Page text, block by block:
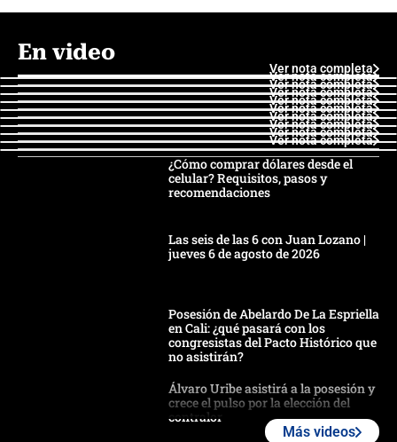
En video
Ver nota completa
Ver nota completa
Ver nota completa
Ver nota completa
Ver nota completa
Ver nota completa
Ver nota completa
Ver nota completa
Ver nota completa
Ver nota completa
¿Cómo comprar dólares desde el
celular? Requisitos, pasos y
recomendaciones
Las seis de las 6 con Juan Lozano |
jueves 6 de agosto de 2026
Posesión de Abelardo De La Espriella
en Cali: ¿qué pasará con los
congresistas del Pacto Histórico que
no asistirán?
Álvaro Uribe asistirá a la posesión y
crece el pulso por la elección del
contralor
Más videos